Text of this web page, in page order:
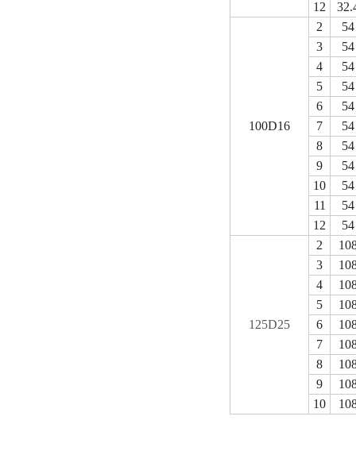
12
100D16
2
54
3
54
4
54
5
54
6
54
7
54
8
54
9
54
10
54
11
54
12
54
125D25
2
3
4
5
6
7
8
9
10